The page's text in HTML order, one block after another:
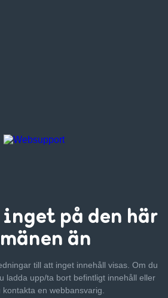
inget på den här
än
till att inget innehåll visas. Om du
ladda upp/ta bort befintligt innehåll eller
en webbansvarig.